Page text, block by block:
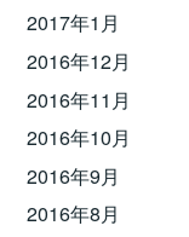
2017年1月
2016年12月
2016年11月
2016年10月
2016年9月
2016年8月